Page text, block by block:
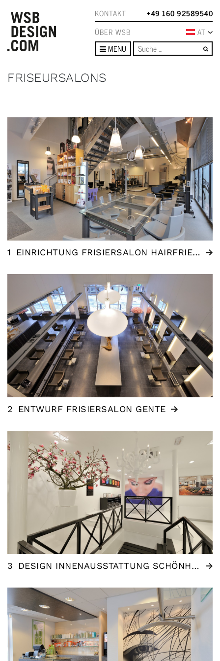
KONTAKT
+49 160 92589540
ÜBER WSB
AT
MENU
FRISEURSALONS
1 EINRICHTUNG FRISIERSALON HAIRFRIENDS
2 ENTWURF FRISIERSALON GENTE
3 DESIGN INNENAUSSTATTUNG SCHÖNHEITSSALON INGLOT, AMSTERDAM